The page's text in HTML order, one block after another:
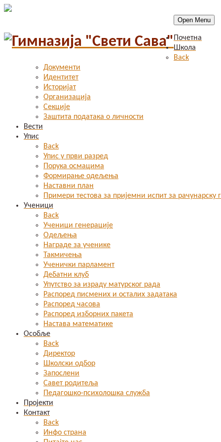
Open Menu
Почетна
Школа
Back
Документи
Идентитет
Историјат
Организација
Секције
Заштита података о личности
Вести
Упис
Back
Упис у први разред
Порука осмацима
Формирање одељења
Наставни план
Примери тестова за пријемни испит за рачунарску
Ученици
Back
Ученици генерације
Одељења
Награде за ученике
Такмичења
Ученички парламент
Дебатни клуб
Упутство за израду матурског рада
Распоред писмених и осталих задатака
Распоред часова
Распоред изборних пакета
Настава математике
Особље
Back
Директор
Школски одбор
Запослени
Савет родитеља
Педагошко-психолошка служба
Пројекти
Контакт
Back
Инфо страна